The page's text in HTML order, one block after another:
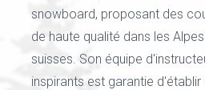
snowboard, proposant des
de haute qualité dans les
suisses. Son équipe
inspirants est garantie